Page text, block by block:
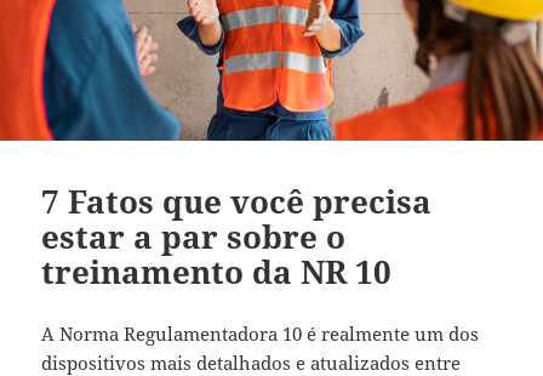
7 Fatos que você precisa
estar a par sobre o
treinamento da NR 10
A Norma Regulamentadora 10 é realmente um dos
dispositivos mais detalhados e atualizados entre